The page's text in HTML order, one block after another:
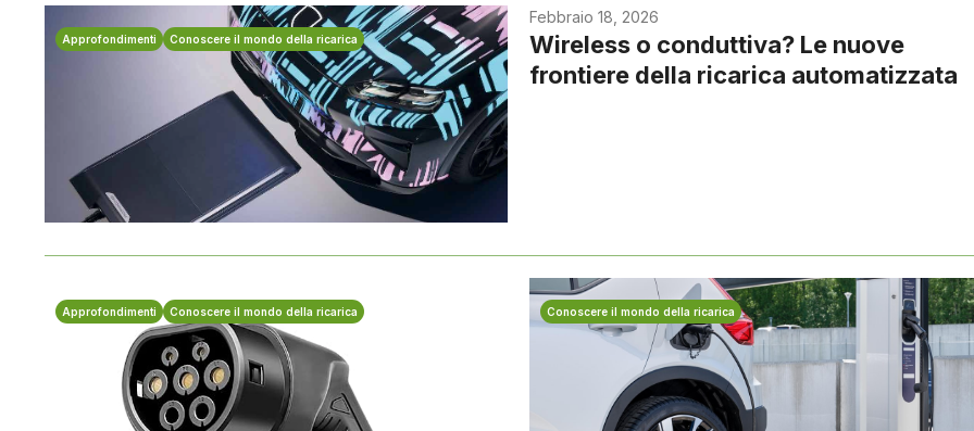
Approfondimenti Conoscere il mondo della ricarica
Febbraio 18, 2026
Wireless o conduttiva? Le nuove
frontiere della ricarica automatizzata
Approfondimenti Conoscere il mondo della ricarica Conoscere il mondo della ricarica